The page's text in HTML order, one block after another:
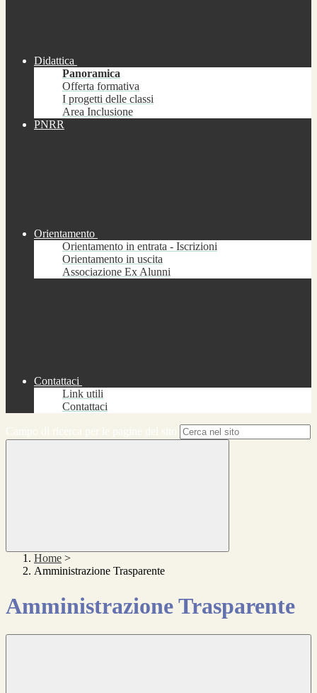
Didattica
Panoramica
Offerta formativa
I progetti delle classi
Area Inclusione
PNRR
Orientamento
Orientamento in entrata - Iscrizioni
Orientamento in uscita
Associazione Ex Alunni
Contattaci
Link utili
Contattaci
Home >
Amministrazione Trasparente
Amministrazione Trasparente